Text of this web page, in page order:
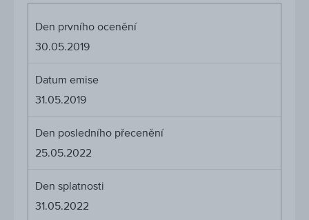
Den prvního ocenění
30.05.2019
Datum emise
31.05.2019
Den posledního přecenění
25.05.2022
Den splatnosti
31.05.2022